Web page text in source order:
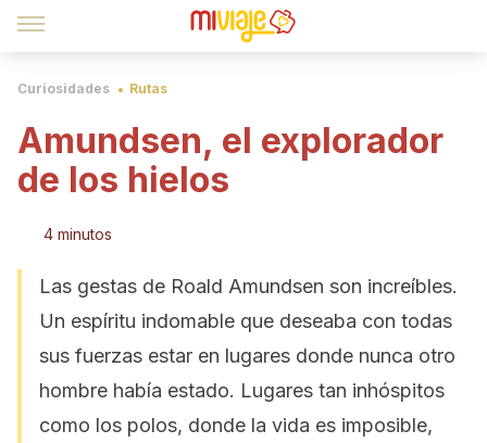
Curiosidades Rutas
Amundsen, el explorador
de los hielos
4 minutos
Las gestas de Roald Amundsen son increíbles.
Un espíritu indomable que deseaba con todas
sus fuerzas estar en lugares donde nunca otro
hombre había estado. Lugares tan inhóspitos
como los polos, donde la vida es imposible,